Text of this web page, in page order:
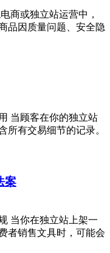
商或独立站运营中，
品因质量问题、安全隐
当顾客在你的独立站
所有交易细节的记录。
案
当你在独立站上架一
者销售文具时，可能会